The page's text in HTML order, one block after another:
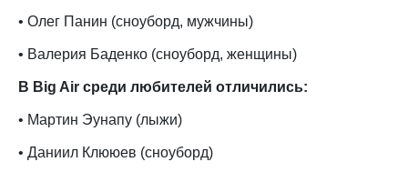
• Олег Панин (сноуборд, мужчины)
• Валерия Баденко (сноуборд, женщины)
В Big Air среди любителей отличились:
• Мартин Эунапу (лыжи)
• Даниил Клююев (сноуборд)